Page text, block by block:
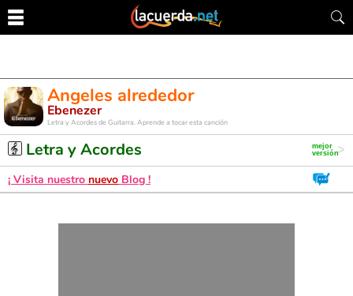
Angeles alrededor
Ebenezer
Letra y Acordes de Guitarra. Aprende a tocar esta canción
Letra y Acordes
¡ Visita nuestro nuevo Blog !